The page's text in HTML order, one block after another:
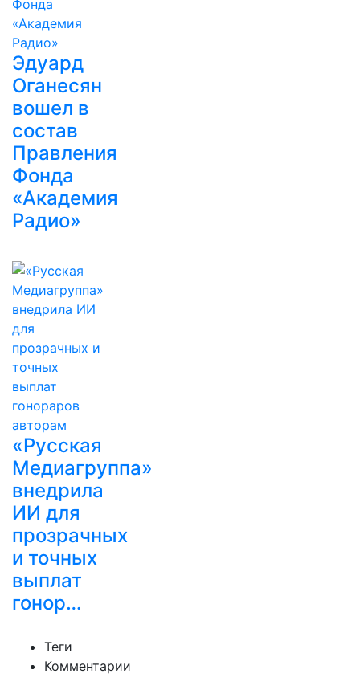
Эдуард
Оганесян
вошел в
состав
Правления
Фонда
«Академия
Радио»
«Русская
Медиагруппа»
внедрила
ИИ для
прозрачных
и точных
выплат
гонор…
Теги
Комментарии